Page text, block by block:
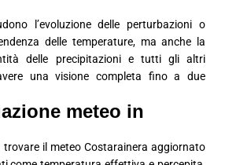
l’evoluzione delle perturbazioni o
delle temperature, ma anche la
delle precipitazioni e tutti gli altri
una visione completa fino a due
meteo in
trovare il meteo Costarainera aggiornato